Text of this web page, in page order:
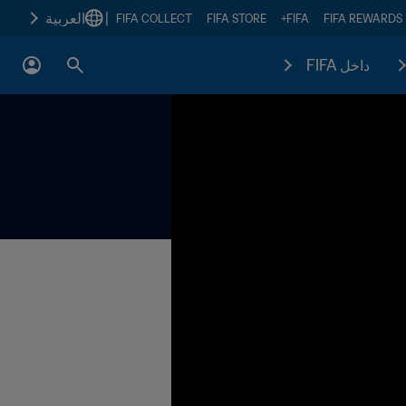
FIFA REWARDS
FIFA+
FIFA STORE
FIFA COLLECT العربية
داخل FIFA